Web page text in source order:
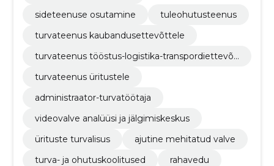
sideteenuse osutamine
tuleohutusteenus
turvateenus kaubandusettevõttele
turvateenus tööstus-logistika-transpordiettevõt
turvateenus üritustele
administraator-turvatöötaja
videovalve analüüsi ja jälgimiskeskus
ürituste turvalisus
ajutine mehitatud valve
turva- ja ohutuskoolitused
rahavedu